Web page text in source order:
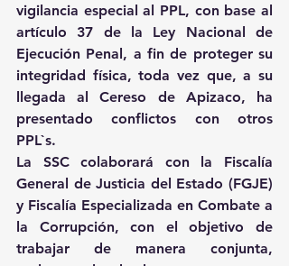
vigilancia especial al PPL, con base al
artículo 37 de la Ley Nacional de
Ejecución Penal, a fin de proteger su
integridad física, toda vez que, a su
llegada al Cereso de Apizaco, ha
presentado conflictos con otros
PPL`s.
La SSC colaborará con la Fiscalía
General de Justicia del Estado (FGJE)
y Fiscalía Especializada en Combate a
la Corrupción, con el objetivo de
trabajar de manera conjunta,